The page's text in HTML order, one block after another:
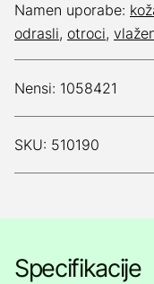
Namen uporabe:
odrasli, otroci,
Nensi: 1058421
SKU: 510190
Specifikacije